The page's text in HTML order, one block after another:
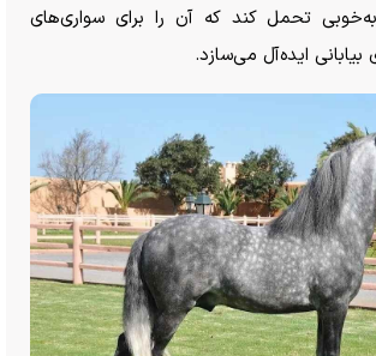
تحمل کند که آن را برای سواری‌های
بیابانی ایده‌آل می‌سازد.